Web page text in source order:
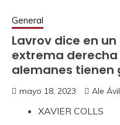
General
Lavrov dice en
extrema
alemanes tienen
mayo 18, 2023 Ale
XAVIER COLLS